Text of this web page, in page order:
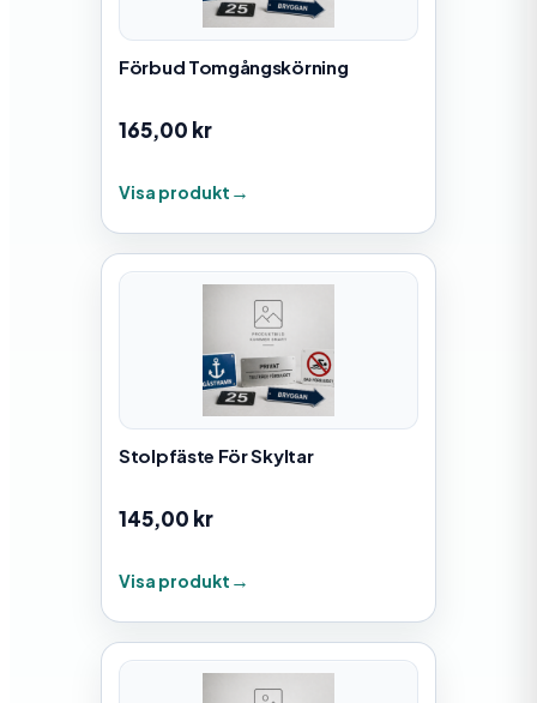
Förbud Tomgångskörning
165,00 kr
Visa produkt
Stolpfäste För Skyltar
145,00 kr
Visa produkt